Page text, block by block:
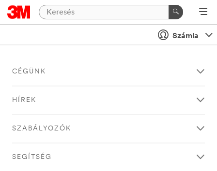
Számla
CÉGÜNK
HÍREK
SZABÁLYOZÓK
SEGÍTSÉG